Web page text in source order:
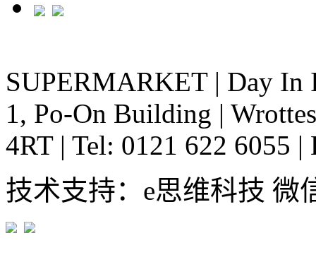
SUPERMARKET | Day In
1, Po-On Building |
4RT | Tel: 0121 622 6055 |
技术支持：e思维科技 微